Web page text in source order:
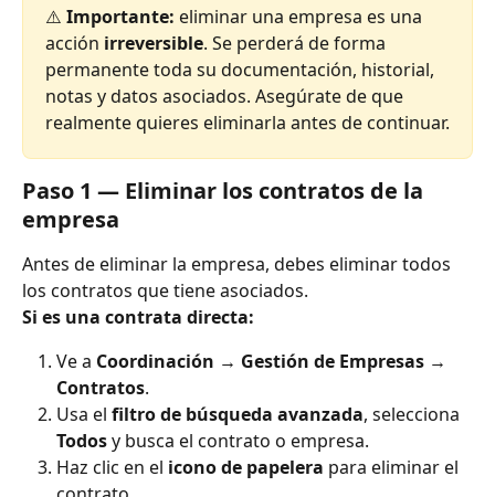
⚠️ Importante: eliminar una empresa es una
acción irreversible. Se perderá de forma
permanente toda su documentación, historial,
notas y datos asociados. Asegúrate de que
realmente quieres eliminarla antes de continuar.
Paso 1 — Eliminar los contratos de la
empresa
Antes de eliminar la empresa, debes eliminar todos
los contratos que tiene asociados.
Si es una contrata directa:
Ve a Coordinación → Gestión de Empresas →
Contratos.
Usa el filtro de búsqueda avanzada, selecciona
Todos y busca el contrato o empresa.
Haz clic en el icono de papelera para eliminar el